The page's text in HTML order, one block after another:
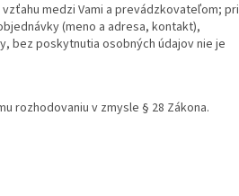
medzi Vami a prevádzkovateľom; pri
(meno a adresa, kontakt),
bez poskytnutia osobných údajov nie je
rozhodovaniu v zmysle § 28 Zákona.